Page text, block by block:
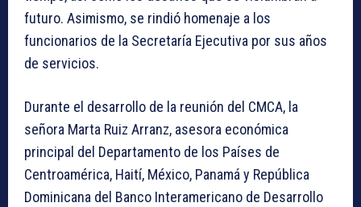
futuro. Asimismo, se rindió homenaje a los
funcionarios de la Secretaría Ejecutiva por sus años
de servicios.
Durante el desarrollo de la reunión del CMCA, la
señora Marta Ruiz Arranz, asesora económica
principal del Departamento de los Países de
Centroamérica, Haití, México, Panamá y República
Dominicana del Banco Interamericano de Desarrollo